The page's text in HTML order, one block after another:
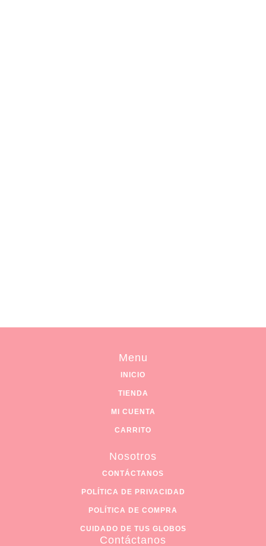
Menu
INICIO
TIENDA
MI CUENTA
CARRITO
Nosotros
CONTÁCTANOS
POLÍTICA DE PRIVACIDAD
POLÍTICA DE COMPRA
CUIDADO DE TUS GLOBOS
Contáctanos